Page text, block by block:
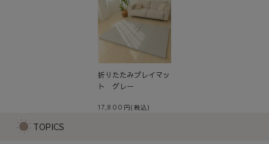
折りたたみプレイマッ
ト グレー
17,800
TOPICS